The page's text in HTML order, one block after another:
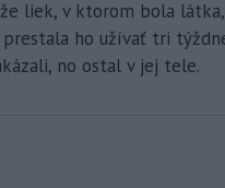
liek, v ktorom bola
ho užívať tri
no ostal v jej tele.